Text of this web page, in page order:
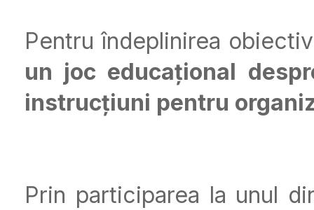
Pentru îndeplinirea
un joc educațional
instrucțiuni pentru
Prin participarea la unul